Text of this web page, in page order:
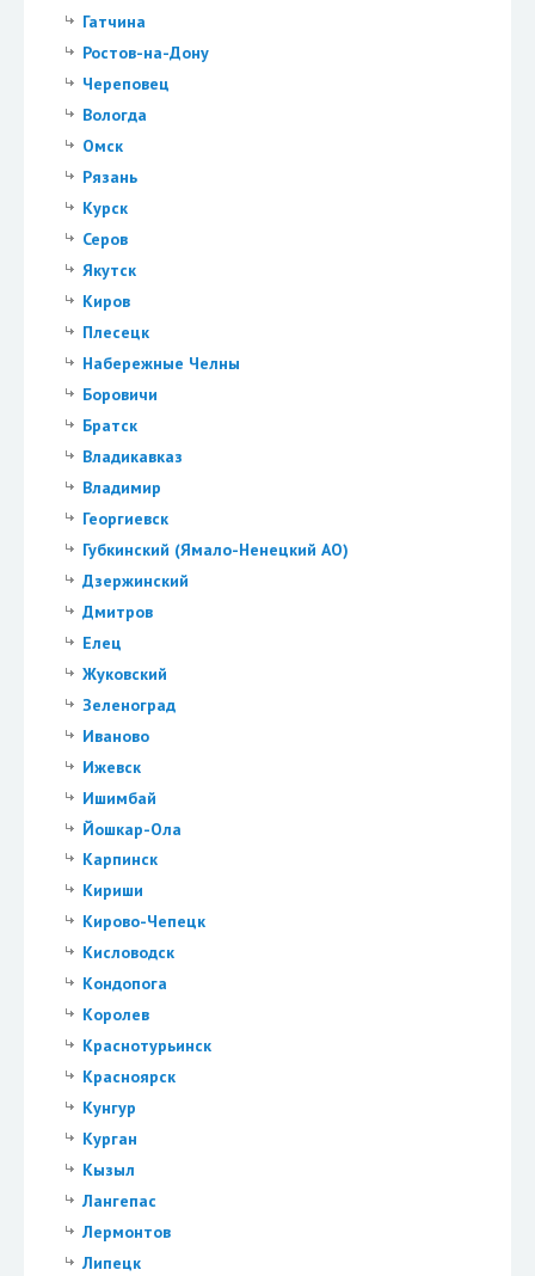
Гатчина
Ростов-на-Дону
Череповец
Вологда
Омск
Рязань
Курск
Серов
Якутск
Киров
Плесецк
Набережные Челны
Боровичи
Братск
Владикавказ
Владимир
Георгиевск
Губкинский (Ямало-Ненецкий АО)
Дзержинский
Дмитров
Елец
Жуковский
Зеленоград
Иваново
Ижевск
Ишимбай
Йошкар-Ола
Карпинск
Кириши
Кирово-Чепецк
Кисловодск
Кондопога
Королев
Краснотурьинск
Красноярск
Кунгур
Курган
Кызыл
Лангепас
Лермонтов
Липецк